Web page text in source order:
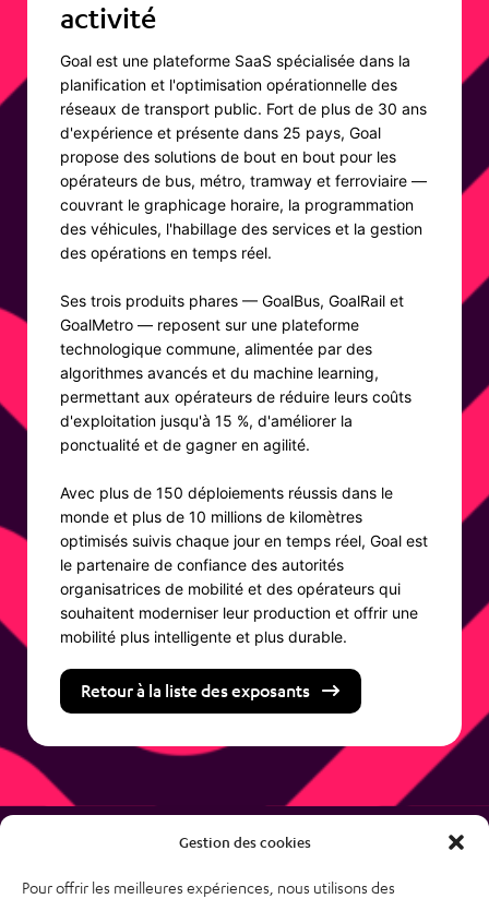
Gestion des cookies
Pour offrir les meilleures expériences, nous utilisons des
activité
Goal est une plateforme SaaS spécialisée dans la
planification et l'optimisation opérationnelle des
réseaux de transport public. Fort de plus de 30 ans
d'expérience et présente dans 25 pays, Goal
propose des solutions de bout en bout pour les
opérateurs de bus, métro, tramway et ferroviaire —
couvrant le graphicage horaire, la programmation
des véhicules, l'habillage des services et la gestion
des opérations en temps réel.
Ses trois produits phares — GoalBus, GoalRail et
GoalMetro — reposent sur une plateforme
technologique commune, alimentée par des
algorithmes avancés et du machine learning,
permettant aux opérateurs de réduire leurs coûts
d'exploitation jusqu'à 15 %, d'améliorer la
ponctualité et de gagner en agilité.
Avec plus de 150 déploiements réussis dans le
monde et plus de 10 millions de kilomètres
optimisés suivis chaque jour en temps réel, Goal est
le partenaire de confiance des autorités
organisatrices de mobilité et des opérateurs qui
souhaitent moderniser leur production et offrir une
mobilité plus intelligente et plus durable.
Retour à la liste des exposants